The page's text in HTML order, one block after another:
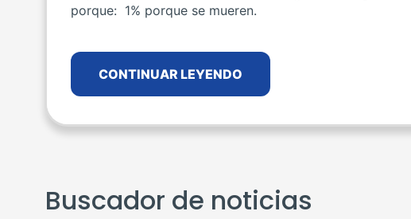
porque: 1% porque se mueren.
CONTINUAR LEYENDO
Buscador de noticias